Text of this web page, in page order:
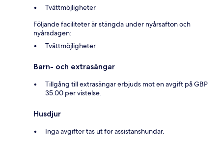
Tvättmöjligheter
Följande faciliteter är stängda under nyårsafton och
nyårsdagen:
Tvättmöjligheter
Barn- och extrasängar
Tillgång till extrasängar erbjuds mot en avgift på GBP
35.00 per vistelse.
Husdjur
Inga avgifter tas ut för assistanshundar.